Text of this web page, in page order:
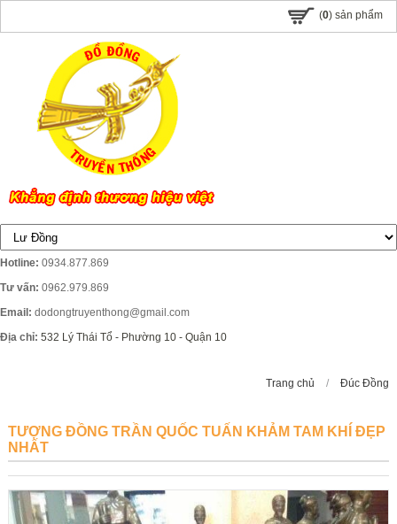
(0) sản phẩm
Hotline: 0934.877.869
Tư vấn: 0962.979.869
Email: dodongtruyenthong@gmail.com
Địa chỉ: 532 Lý Thái Tổ - Phường 10 - Quận 10
Trang chủ / Đúc Đồng
TƯỢNG ĐỒNG TRẦN QUỐC TUẤN KHẢM TAM KHÍ ĐẸP
NHẤT